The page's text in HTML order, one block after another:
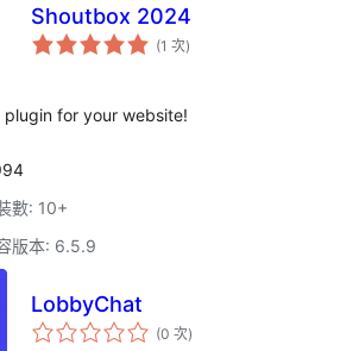
Shoutbox 2024
(1 次評
分)
plugin for your website!
數: 10+
版本: 6.5.9
LobbyChat
(0 次評
分)